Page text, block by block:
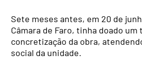
Sete meses antes, em 20 de
Câmara de Faro, tinha doado um
concretização da obra,
social da unidade.